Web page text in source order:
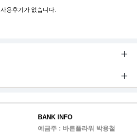
사용후기가 없습니다.
BANK INFO
예금주 : 바른플라워 박용철